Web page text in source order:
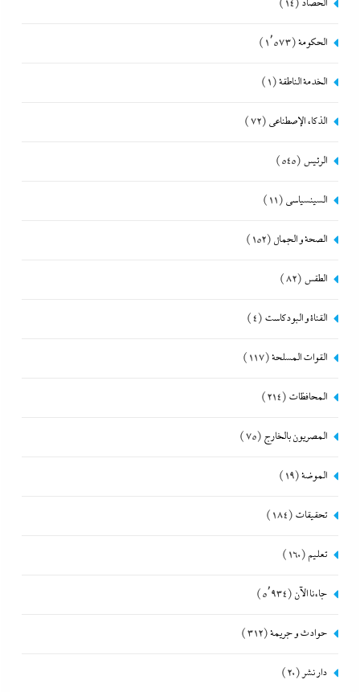
الحصاد (14)
الحكومة(1٬573)
الخدمة الناطقة(1)
الذكاء الإصطناعي (72)
الرئيس (545)
السينسياسي (11)
الصحة و الجمال (152)
الطقس (82)
القناة و البودكاست (4)
القوات المسلحة(117)
المحافظات (214)
المصريون بالخارج (75)
الموضة(19)
تحقيقات (184)
تعليم (160)
جاءنا الآن (5٬934)
حوادث و جريمة(312)
دار نشر (20)